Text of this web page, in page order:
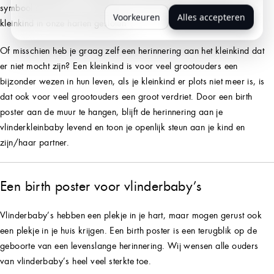
symbool staan voor “we zijn er voor jullie, ook wij hebben ons
kleinkind in onze harten gesloten”.
Of misschien heb je graag zelf een herinnering aan het kleinkind dat
er niet mocht zijn? Een kleinkind is voor veel grootouders een
bijzonder wezen in hun leven, als je kleinkind er plots niet meer is, is
dat ook voor veel grootouders een groot verdriet. Door een birth
poster aan de muur te hangen, blijft de herinnering aan je
vlinderkleinbaby levend en toon je openlijk steun aan je kind en
zijn/haar partner.
Een birth poster voor vlinderbaby’s
Vlinderbaby’s hebben een plekje in je hart, maar mogen gerust ook
een plekje in je huis krijgen. Een birth poster is een terugblik op de
geboorte van een levenslange herinnering. Wij wensen alle ouders
van vlinderbaby’s heel veel sterkte toe.
Voorkeuren Alles accepteren